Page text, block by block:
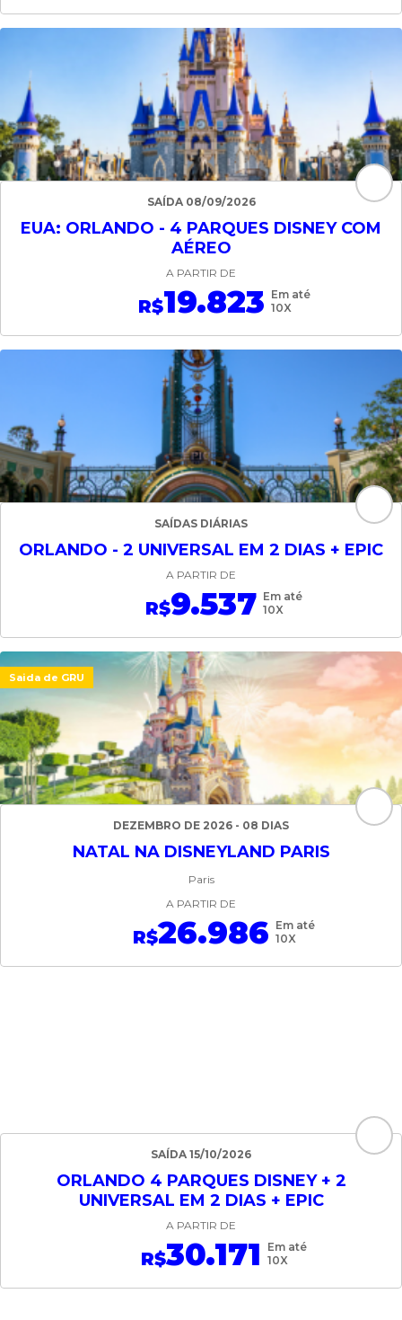
SAÍDA 08/09/2026
EUA: ORLANDO - 4 PARQUES DISNEY COM
AÉREO
A PARTIR DE
R$19.823 Em até
10X
SAÍDAS DIÁRIAS
ORLANDO - 2 UNIVERSAL EM 2 DIAS + EPIC
A PARTIR DE
R$9.537 Em até
10X
Saida de GRU
DEZEMBRO DE 2026 - 08 DIAS
NATAL NA DISNEYLAND PARIS
Paris
A PARTIR DE
R$26.986 Em até
10X
SAÍDA 15/10/2026
ORLANDO 4 PARQUES DISNEY + 2
UNIVERSAL EM 2 DIAS + EPIC
A PARTIR DE
R$30.171
Em até
10X